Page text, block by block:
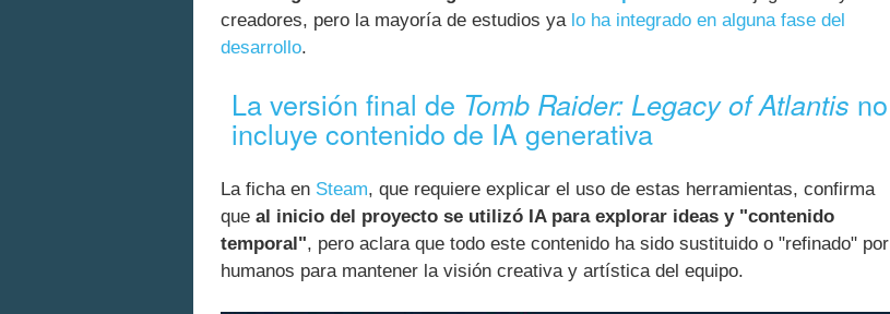
creadores, pero la mayoría de estudios ya lo ha integrado en alguna fase del
desarrollo.
La versión final de Tomb Raider: Legacy of Atlantis no
incluye contenido de IA generativa
La ficha en Steam, que requiere explicar el uso de estas herramientas, confirma
que al inicio del proyecto se utilizó IA para explorar ideas y "contenido
temporal", pero aclara que todo este contenido ha sido sustituido o "refinado" por
humanos para mantener la visión creativa y artística del equipo.